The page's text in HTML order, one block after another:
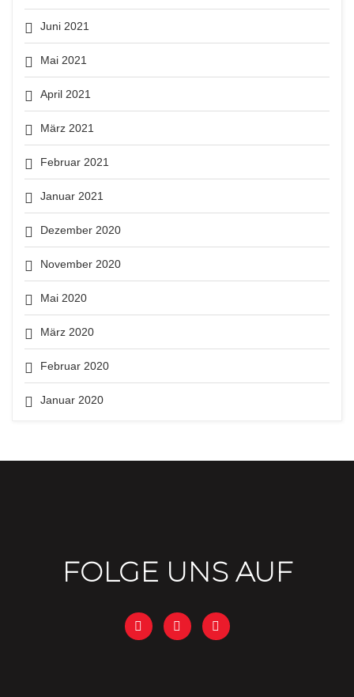
Juni 2021
Mai 2021
April 2021
März 2021
Februar 2021
Januar 2021
Dezember 2020
November 2020
Mai 2020
März 2020
Februar 2020
Januar 2020
FOLGE UNS AUF